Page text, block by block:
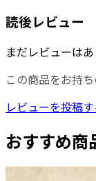
読後レビュー
まだレビューはあ
この商品をお持
レビューを投稿す
おすすめ商